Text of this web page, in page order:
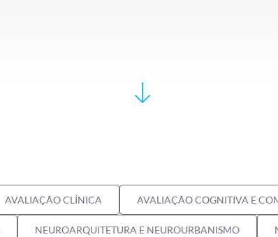
AVALIAÇÃO CLÍNICA AVALIAÇÃO COGNITIVA E
NEUROARQUITETURA E NEUROURBANISMO